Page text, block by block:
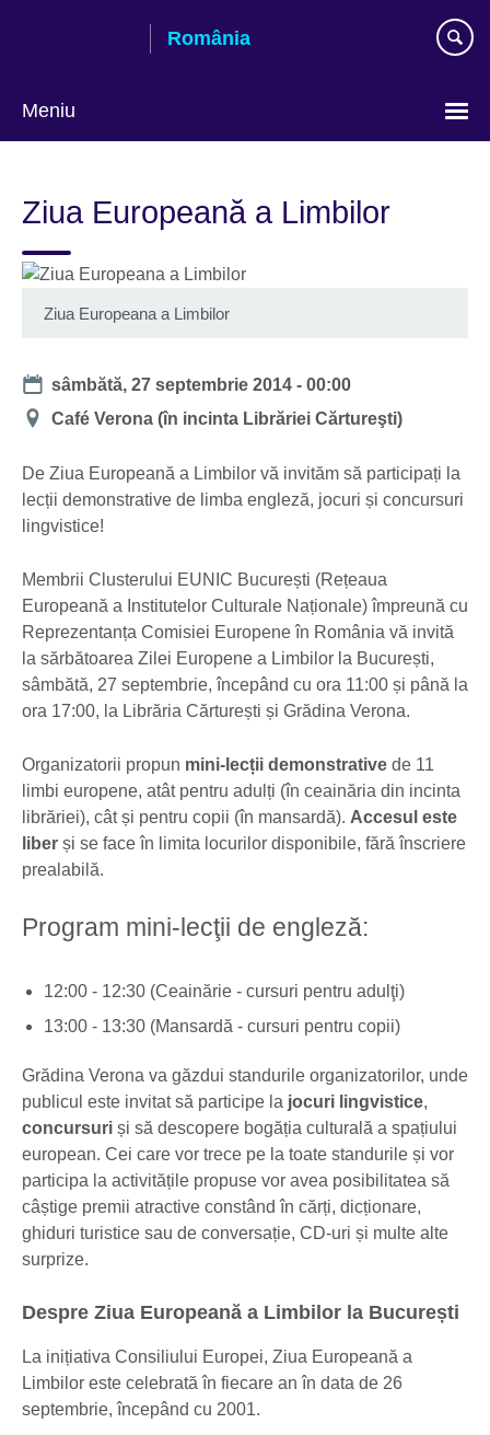
România
Meniu
Ziua Europeană a Limbilor
Ziua Europeana a Limbilor
Date
sâmbătă, 27 septembrie 2014 - 00:00
Locație
Café Verona (în incinta Librăriei Cărtureşti)
De Ziua Europeană a Limbilor vă invităm să participați la
lecții demonstrative de limba engleză, jocuri și concursuri
lingvistice!
Membrii Clusterului EUNIC București (Rețeaua
Europeană a Institutelor Culturale Naționale) împreună cu
Reprezentanța Comisiei Europene în România vă invită
la sărbătoarea Zilei Europene a Limbilor la București,
sâmbătă, 27 septembrie, începând cu ora 11:00 și până la
ora 17:00, la Librăria Cărturești și Grădina Verona.
Organizatorii propun mini-lecții demonstrative de 11
limbi europene, atât pentru adulți (în ceainăria din incinta
librăriei), cât și pentru copii (în mansardă). Accesul este
liber și se face în limita locurilor disponibile, fără înscriere
prealabilă.
Program mini-lecţii de engleză:
12:00 - 12:30 (Ceainărie - cursuri pentru adulţi)
13:00 - 13:30 (Mansardă - cursuri pentru copii)
Grădina Verona va găzdui standurile organizatorilor, unde
publicul este invitat să participe la jocuri lingvistice,
concursuri și să descopere bogăția culturală a spațiului
european. Cei care vor trece pe la toate standurile și vor
participa la activitățile propuse vor avea posibilitatea să
câștige premii atractive constând în cărți, dicționare,
ghiduri turistice sau de conversație, CD-uri și multe alte
surprize.
Despre Ziua Europeană a Limbilor la București
La inițiativa Consiliului Europei, Ziua Europeană a
Limbilor este celebrată în fiecare an în data de 26
septembrie, începând cu 2001.